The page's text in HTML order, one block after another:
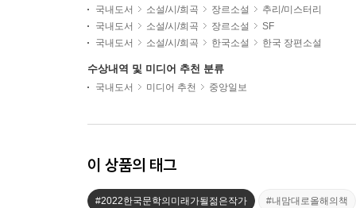
국내도서 소설/시/희곡 장르소설
추리/미스터리
국내도서
소설/시/희곡 장르소설
SF
국내도서
소설/시/희곡 한국소설 한국 장편소설
수상내역 및 미디어 추천 분류
국내도서 미디어 추천 중앙일보
이 상품의 태그
#2022한국문학의미래가될젊은작가 #내맘대로올해의책